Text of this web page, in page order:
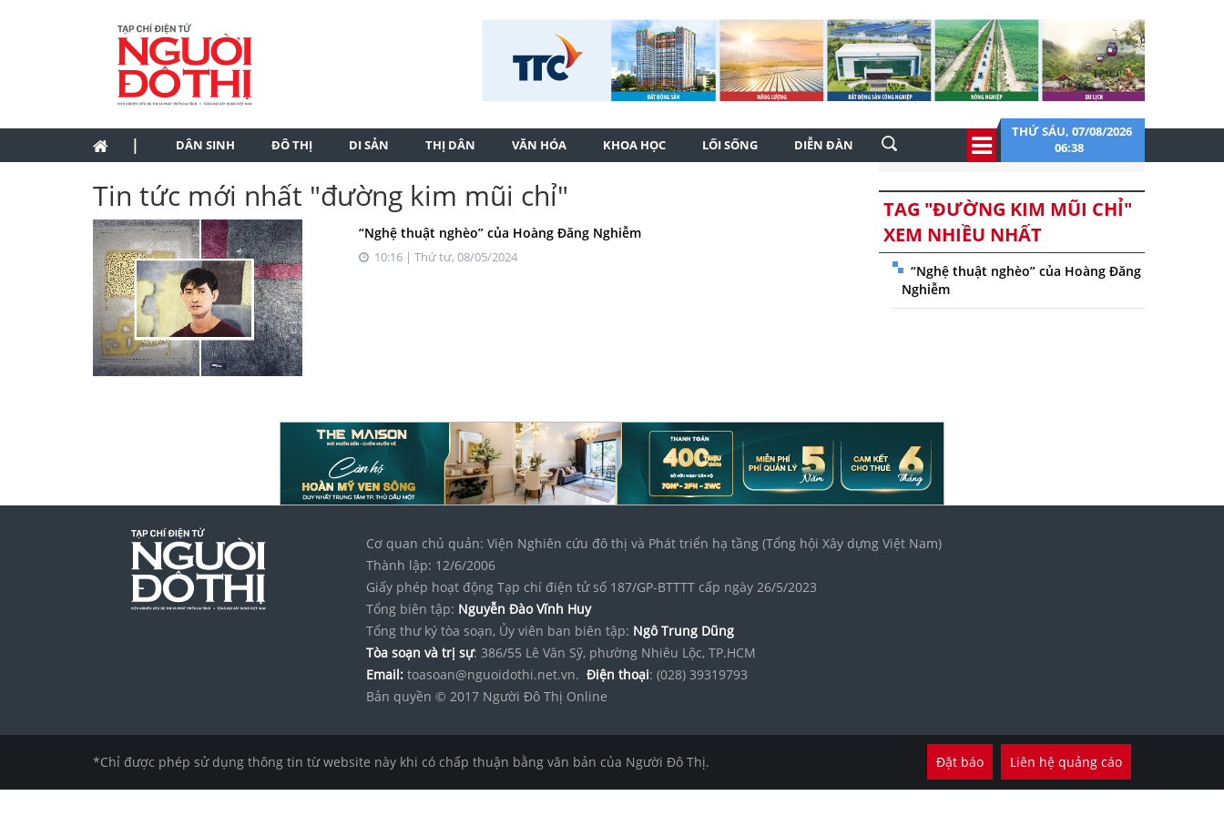
| DÂN SINH ĐÔ THỊ DI SẢN THỊ DÂN VĂN HÓA KHOA HỌC LỐI SỐNG DIỄN ĐÀN
THỨ SÁU, 07/08/2026
06:38
Tin tức mới nhất "đường kim mũi chỉ"
“Nghệ thuật nghèo” của Hoàng Đăng Nghiễm
10:16 | Thứ tư, 08/05/2024
TAG "ĐƯỜNG KIM MŨI CHỈ"
XEM NHIỀU NHẤT
“Nghệ thuật nghèo” của Hoàng Đăng
Nghiễm
Cơ quan chủ quản: Viện Nghiên cứu đô thị và Phát triển hạ tầng (Tổng hội Xây dựng Việt Nam)
Thành lập: 12/6/2006
Giấy phép hoạt động Tạp chí điện tử số 187/GP-BTTTT cấp ngày 26/5/2023
Tổng biên tập: Nguyễn Đào Vĩnh Huy
Tổng thư ký tòa soạn, Ủy viên ban biên tập: Ngô Trung Dũng
Tòa soạn và trị sự: 386/55 Lê Văn Sỹ, phường Nhiêu Lộc, TP.HCM
Email: toasoan@nguoidothi.net.vn. Điện thoại: (028) 39319793
Bản quyền © 2017 Người Đô Thị Online
*Chỉ được phép sử dụng thông tin từ website này khi có chấp thuận bằng văn bản của Người Đô Thị. Đặt báo Liên hệ quảng cáo